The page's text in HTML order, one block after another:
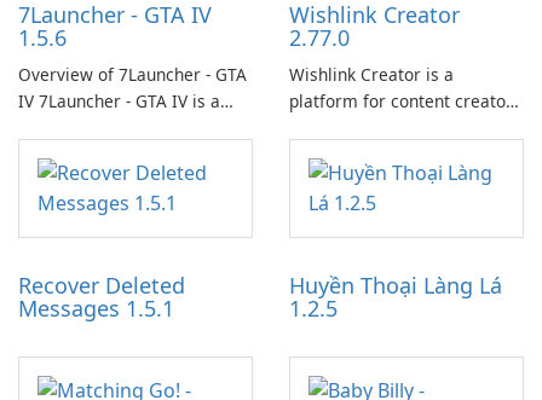
7Launcher - GTA IV
1.5.6
Overview of 7Launcher - GTA
IV 7Launcher - GTA IV is a
application designed to
optimize the gaming
experience for Grand Theft
Auto IV.
Wishlink Creator
2.77.0
Wishlink Creator is a
platform for content creators
work through built-in brand
partnerships and integrated
tools for content distribution
and audience engagement.
Recover Deleted
Messages 1.5.1
Huyền Thoại Làng Lá
1.2.5